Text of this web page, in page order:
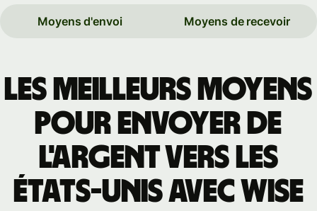
Moyens d'envoi Moyens de recevoir
Les meilleurs moyens
pour envoyer de
l'argent vers les
États-Unis avec Wise